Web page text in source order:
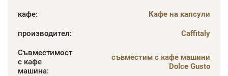
кафе: Кафе на капсули
производител: Caffitaly
Съвместимост
с кафе
машина:
съвместим с кафе машини
Dolce Gusto